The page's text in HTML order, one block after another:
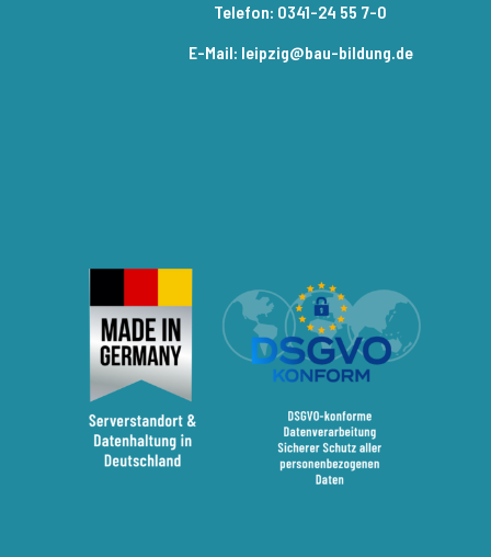
Telefon: 0341-24 55 7-0
E-Mail: leipzig@bau-bildung.de